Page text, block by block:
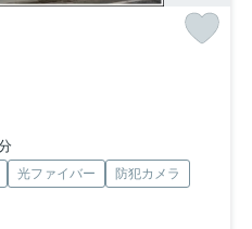
光ファイバー
防犯カメラ